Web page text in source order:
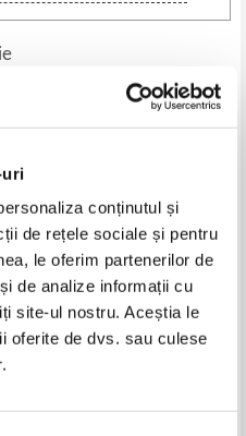
uri
conținutul și
de rețele sociale și pentru
le oferim partenerilor de
de analize informații cu
site-ul nostru. Aceștia le
oferite de dvs. sau culese
In tara lui Mos Craciun. Cauta si